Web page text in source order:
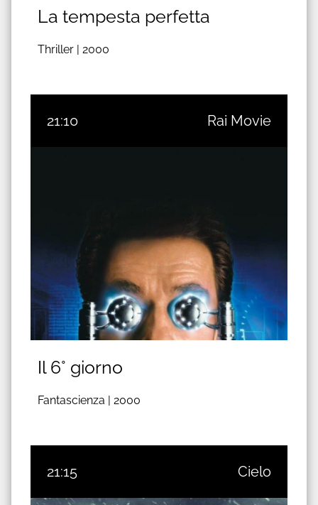
La tempesta perfetta
Thriller | 2000
21:10 Rai Movie
Il 6° giorno
Fantascienza | 2000
21:15 Cielo